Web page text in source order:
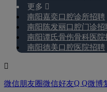
更多 
南阳嘉奕口腔诊所招聘
南阳陈发丽口腔门诊招
南阳谭氏骨伤骨科医院
南阳德美口腔医院招聘

微信朋友圈微信好友Q Q微博